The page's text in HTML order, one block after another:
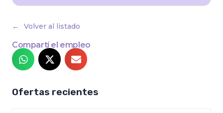
Volver al listado
Compartí el empleo
Ofertas recientes